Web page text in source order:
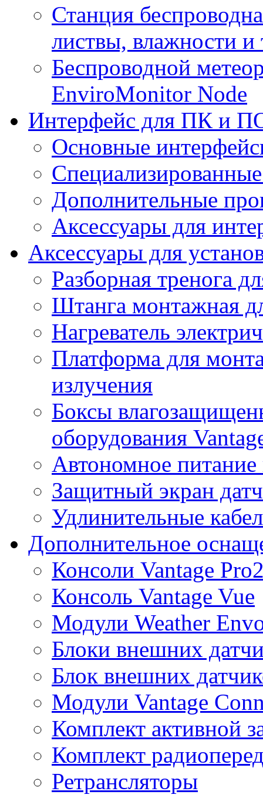
Станция
листвы, влажности
Беспроводной
EnviroMonitor Node
Интерфейс для ПК и
Основные
Дополнительные
Аксессуары для
Аксессуары для
Разборная тренога
Штанга монтажная
Нагреватель
Платформа для
излучения
Боксы
оборудования
Автономное питание
Защитный экран
Удлинительные
Дополнительное
Консоли Vantage
Консоль Vantage Vue
Модули Weather
Блоки внешних
Блок внешних
Модули Vantage
Комплект активной
Комплект
Ретрансляторы